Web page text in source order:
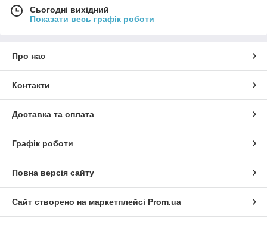
Сьогодні вихідний
Показати весь графік роботи
Про нас
Контакти
Доставка та оплата
Графік роботи
Повна версія сайту
Сайт створено на маркетплейсі Prom.ua